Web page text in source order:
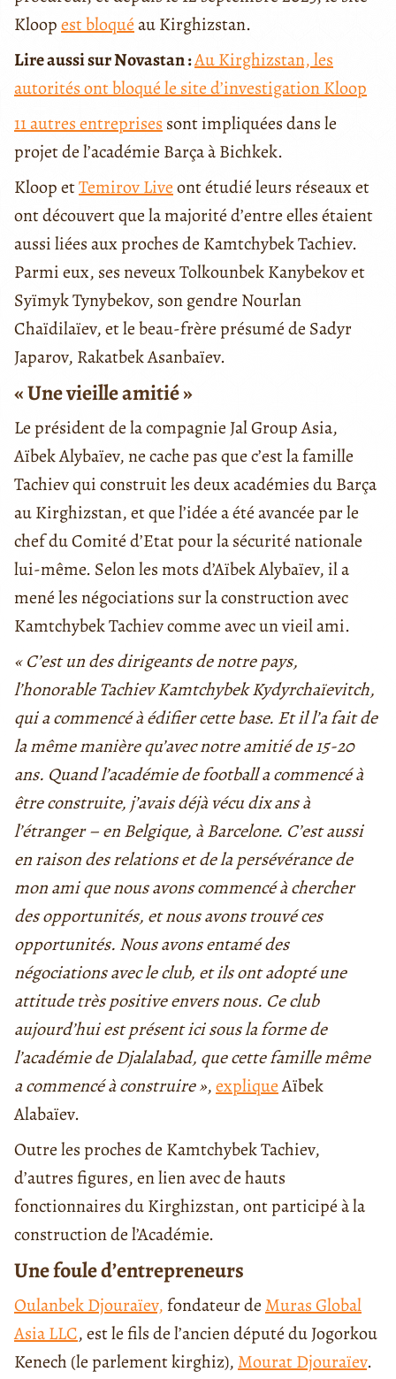
Kloopest bloquéau Kirghizstan.
Lire aussi sur Novastan :Au Kirghizstan, les
autorités ont bloqué le site d’investigation Kloop
11 autres entreprises sont impliquées dans le
projet de l’académie Barça à Bichkek.
Kloop etTemirov Liveont étudié leurs réseaux et
ont découvert que la majorité d’entre elles étaient
aussi liées aux proches de Kamtchybek Tachiev.
Parmi eux, ses neveux Tolkounbek Kanybekov et
Syïmyk Tynybekov, son gendre Nourlan
Chaïdilaïev, et le beau-frère présumé de Sadyr
Japarov, Rakatbek Asanbaïev.
« Une vieille amitié »
Le président de la compagnie Jal Group Asia,
Aïbek Alybaïev, ne cache pas que c’est la famille
Tachiev qui construit les deux académies du Barça
au Kirghizstan, et que l’idée a été avancée par le
chef du Comité d’Etat pour la sécurité nationale
lui-même. Selon les mots d’Aïbek Alybaïev, il a
mené les négociations sur la construction avec
Kamtchybek Tachiev comme avec un vieil ami.
« C’est un des dirigeants de notre pays,
l’honorable Tachiev Kamtchybek Kydyrchaïevitch,
qui a commencé à édifier cette base. Et il l’a fait de
la même manière qu’avec notre amitié de 15-20
ans. Quand l’académie de football a commencé à
être construite, j’avais déjà vécu dix ans à
l’étranger – en Belgique, à Barcelone. C’est aussi
en raison des relations et de la persévérance de
mon ami que nous avons commencé à chercher
des opportunités, et nous avons trouvé ces
opportunités. Nous avons entamé des
négociations avec le club, et ils ont adopté une
attitude très positive envers nous. Ce club
aujourd’hui est présent ici sous la forme de
l’académie de Djalalabad, que cette famille même
a commencé à construire »,expliqueAïbek
Alabaïev.
Outre les proches de Kamtchybek Tachiev,
d’autres figures, en lien avec de hauts
fonctionnaires du Kirghizstan, ont participé à la
construction de l’Académie.
Une foule d’entrepreneurs
Oulanbek Djouraïev,fondateur de Muras Global
Asia LLC, est le fils de l’ancien député du Jogorkou
Kenech (le parlement kirghiz), Mourat Djouraïev.